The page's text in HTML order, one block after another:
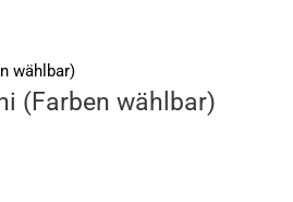
(Farben wählbar)